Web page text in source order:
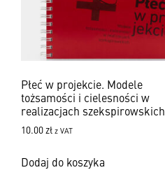
Płeć w projekcie. Modele
tożsamości i cielesności w
realizacjach szekspirowskich
10.00zł z VAT
Dodaj do koszyka